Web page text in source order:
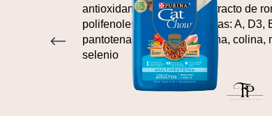
antioxidantes naturales: extracto de
polifenoles, taurina, vitaminas: A, D3,
pantotenato de calcio, biotina, colina,
selenio